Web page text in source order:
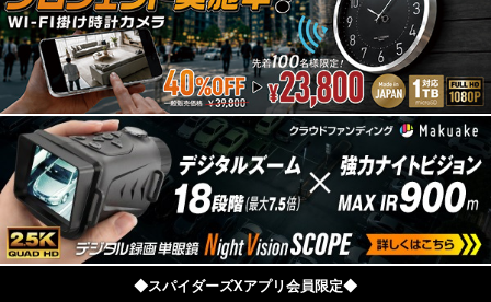
◆スパイダーズXアプリ会員限定◆